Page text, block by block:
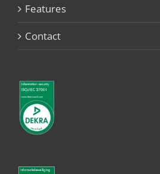
Features
Contact